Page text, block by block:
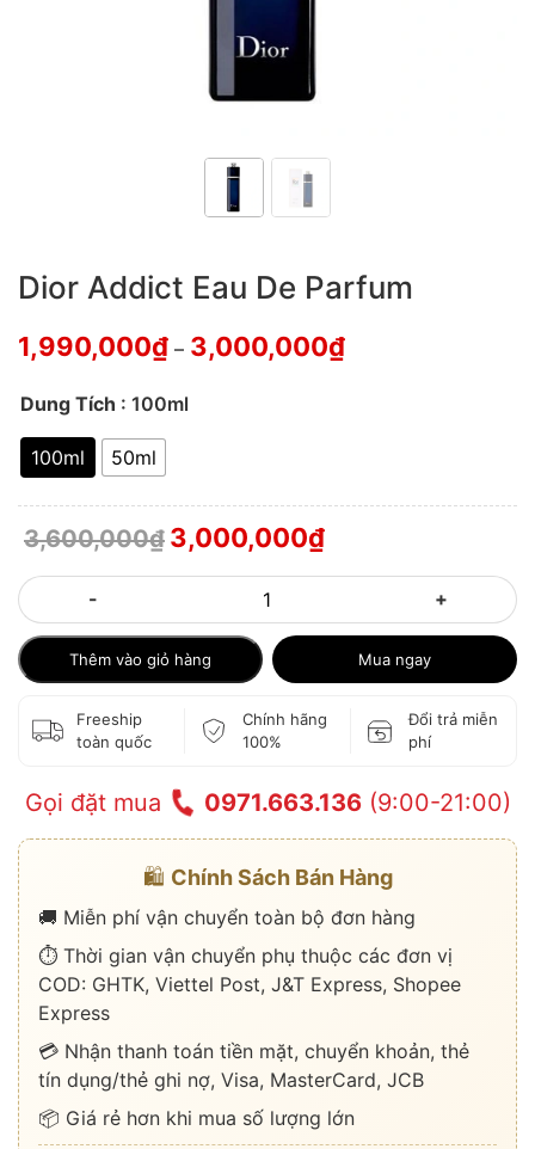
Dior Addict Eau De Parfum
1,990,000₫ – 3,000,000₫
Dung Tích : 100ml
100ml 50ml
3,600,000₫ 3,000,000₫
- +
Thêm vào giỏ hàng Mua ngay
Freeship
toàn quốc
Chính hãng
100%
Đổi trả miễn
phí
Gọi đặt mua 0971.663.136(9:00-21:00)
🛍️ Chính Sách Bán Hàng
🚚 Miễn phí vận chuyển toàn bộ đơn hàng
⏱️ Thời gian vận chuyển phụ thuộc các đơn vị
COD: GHTK, Viettel Post, J&T Express, Shopee
Express
💳 Nhận thanh toán tiền mặt, chuyển khoản, thẻ
tín dụng/thẻ ghi nợ, Visa, MasterCard, JCB
📦 Giá rẻ hơn khi mua số lượng lớn